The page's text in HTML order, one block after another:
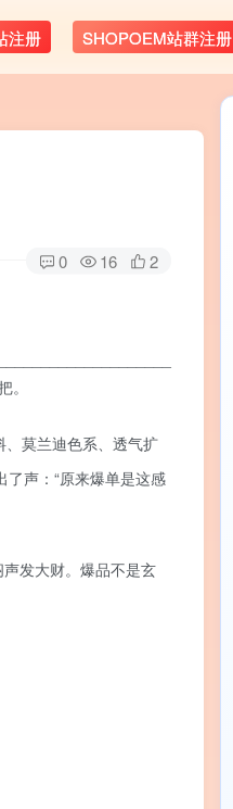
注册 SHOPOEM站群注册
0 16 2
莫兰迪色系、透气扩
声：“原来爆单是这感
发大财。爆品不是玄